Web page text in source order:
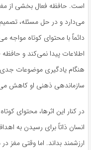
است. حافظه فعال بخشی از
می‌دارد و در حل مسئله،
دائماً با محتوای کوتاه
اطلاعات پیدا نمی‌کند و
هنگام یادگیری موضوعات
سازماندهی ذهنی او کاهش
در کنار این اثرها، محتوای
انسان ذاتاً برای رسیدن به
ارزشمند بداند. اما وقتی مغز